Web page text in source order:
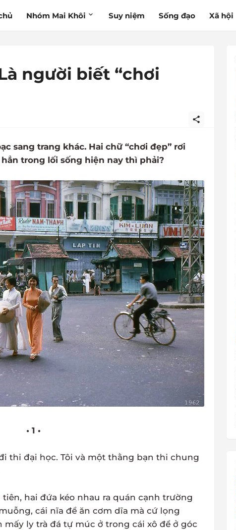
Nhóm Mai Khôi Suy niệm Sống đạo Xã hội
người biết “chơi
sang trang khác. Hai chữ “chơi đẹp” rơi
trong lối sống hiện nay thì phải?
• 1 •
thi đại học. Tôi và một thằng bạn thi chung
hai đứa kéo nhau ra quán cạnh trường
cái nĩa để ăn cơm dĩa mà cứ lọng
ly trà đá tự múc ở trong cái xô để ở góc